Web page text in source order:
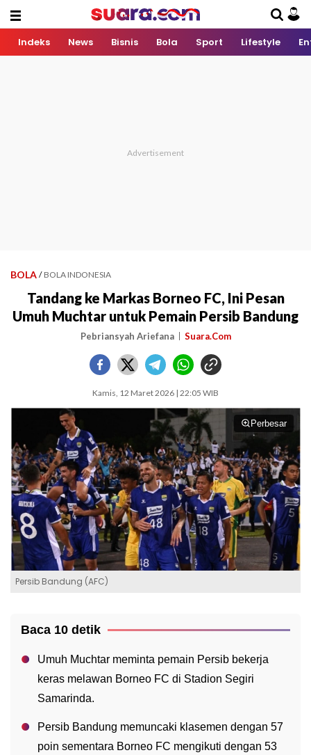
Indeks News Bisnis Bola Sport Lifestyle
BOLA / BOLA INDONESIA
Tandang ke Markas Borneo FC, Ini Pesan
Umuh Muchtar untuk Pemain Persib Bandung
Pebriansyah Ariefana Suara.Com
Kamis, 12 Maret 2026 | 22:05 WIB
Perbesar
Persib Bandung (AFC)
Baca 10 detik
Umuh Muchtar meminta pemain Persib bekerja
keras melawan Borneo FC di Stadion Segiri
Samarinda.
Persib Bandung memuncaki klasemen dengan 57
poin sementara Borneo FC mengikuti dengan 53